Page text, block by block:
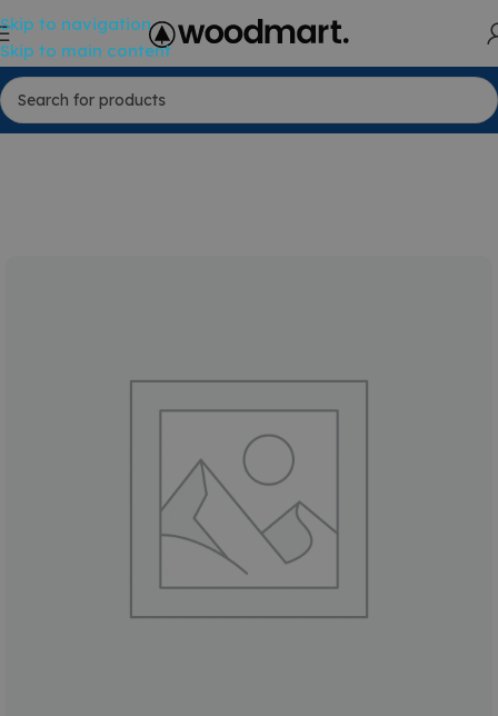
Skip to navigation
Skip to main content